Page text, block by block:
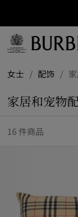
订阅获取
Burberry
品牌资
女士 / 配饰 /
家居和宠物
16 件商品